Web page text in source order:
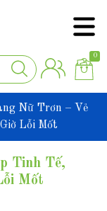
0
Nữ Trơn – Vẻ
Lỗi Mốt
Tinh Tế,
Mốt